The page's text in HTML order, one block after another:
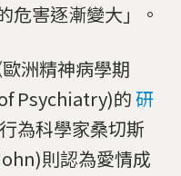
危害逐漸變大」。
洲精神病學期
Psychiatry)的研
為科學家桑切斯
則認為愛情成